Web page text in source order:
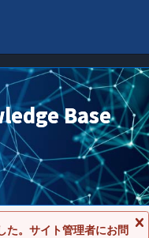
Base
た。サイト管理者にお問